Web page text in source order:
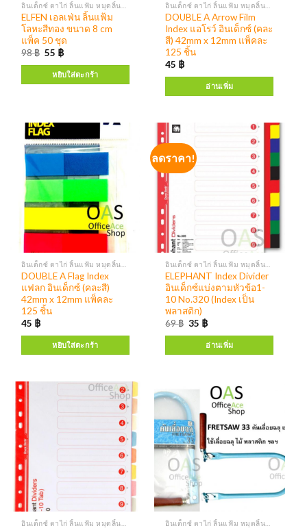
DOUBLE A Arrow Film
Index แอโรว์ อินเด็กซ์ (คละ
สี) 42mm x 12mm แพ็คละ
125 ชิ้น
45 ฿
อ่านเพิ่ม
DOUBLE A Flag Index
แฟลก อินเด็กซ์ (คละสี)
42mm x 12mm แพ็คละ
125 ชิ้น
45 ฿
หยิบใส่ตะกร้า
ลดราคา!
ELEPHANT Index Divider
อินเด็กซ์แบ่งตามหัวข้อ1-
10 No.320 (Index เป็น
พลาสติก)
69฿ 35 ฿
อ่านเพิ่ม
ELFEN เอลเฟ่น ลิ้นแฟ้ม
โลหะสีทอง ขนาด 8 cm
แพ็ค 50 ชุด
98฿ 55 ฿
หยิบใส่ตะกร้า